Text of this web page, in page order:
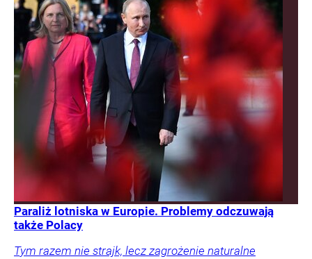
Paraliż lotniska w Europie. Problemy odczuwają
także Polacy
Tym razem nie strajk, lecz zagrożenie naturalne